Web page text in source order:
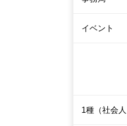
イベント
1種（社会